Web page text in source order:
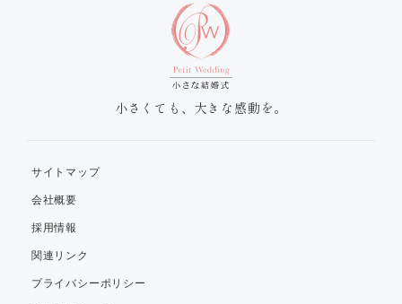
小さくても、大きな感動を。
サイトマップ
会社概要
採用情報
関連リンク
プライバシーポリシー